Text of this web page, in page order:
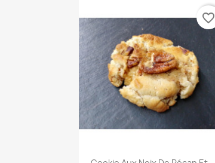
Vista rápida
favorite_border